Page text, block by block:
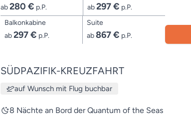
ab280 € p.P.
ab297 € p.P.
Balkonkabine
ab297 € p.P.
Suite
ab867 € p.P.
SÜDPAZIFIK-KREUZFAHRT
auf Wunsch mit Flug buchbar
8 Nächte an Bord der Quantum of the Seas